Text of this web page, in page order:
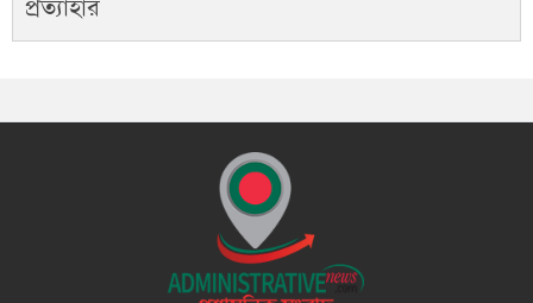
প্রত্যাহার